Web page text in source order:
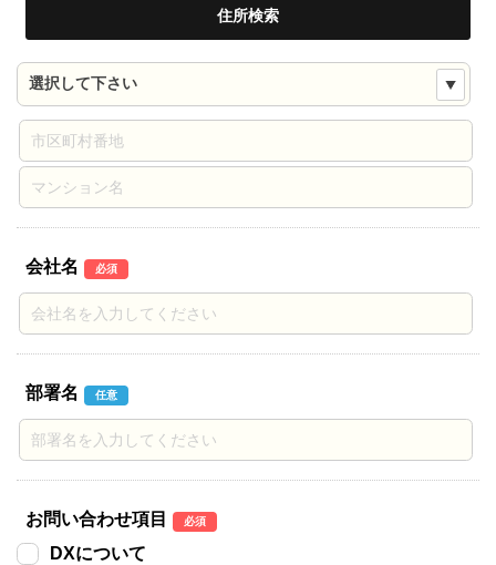
住所検索
会社名 必須
部署名 任意
お問い合わせ項目 必須
DXについて